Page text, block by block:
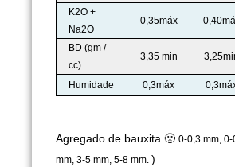
K2O +
Na2O
0,35máx
BD (gm /
cc)
3,35 min
Humidade 0,3máx
Agregado de bauxita 🙁 0-0,3 mm,
mm, 3-5 mm, 5-8 mm. )